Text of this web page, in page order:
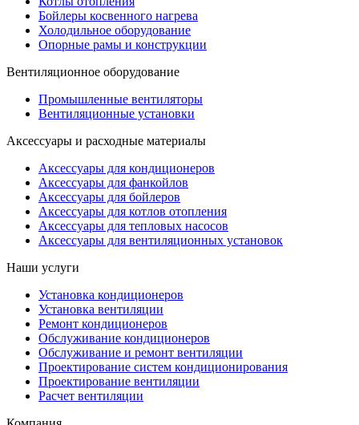
Бойлеры косвенного нагрева
Холодильное оборудование
Опорные рамы и конструкции
Вентиляционное оборудование
Промышленные вентиляторы
Вентиляционные установки
Аксессуары и расходные материалы
Аксессуары для кондиционеров
Аксессуары для фанкойлов
Аксессуары для бойлеров
Аксессуары для котлов отопления
Аксессуары для тепловых насосов
Аксессуары для вентиляционных установок
Наши услуги
Установка кондиционеров
Установка вентиляции
Ремонт кондиционеров
Обслуживание кондиционеров
Обслуживание и ремонт вентиляции
Проектирование систем кондиционирования
Проектирование вентиляции
Расчет вентиляции